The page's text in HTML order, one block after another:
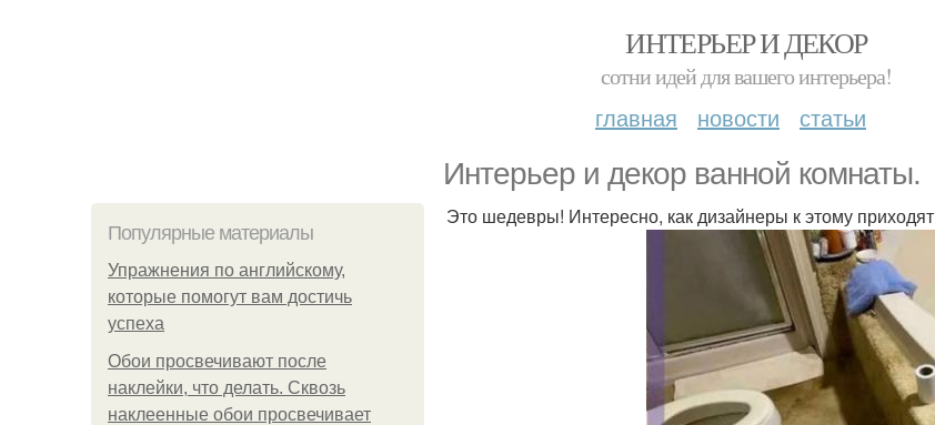
ИНТЕРЬЕР И ДЕКОР
сотни идей для вашего интерьера!
главная новости статьи
Интерьер и декор ванной комнаты.
Популярные материалы
Упражнения по английскому,
которые помогут вам достичь
успеха
Обои просвечивают после
наклейки, что делать. Сквозь
наклеенные обои просвечивает
Это шедевры! Интересно, как дизайнеры к этому приходят